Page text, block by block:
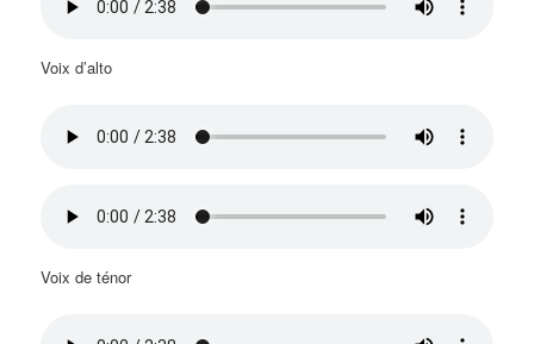
Voix d’alto
Voix de ténor